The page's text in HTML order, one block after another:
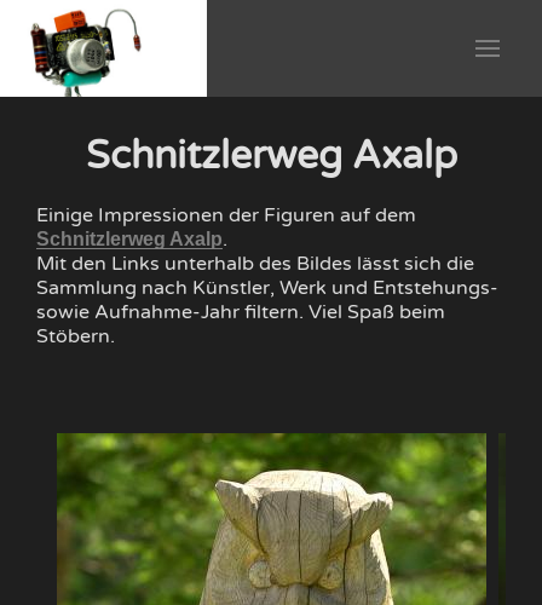
Schnitzlerweg Axalp
Einige Impressionen der Figuren auf dem
Schnitzlerweg Axalp.
Mit den Links unterhalb des Bildes lässt sich die
Sammlung nach Künstler, Werk und Entstehungs-
sowie Aufnahme-Jahr filtern. Viel Spaß beim
Stöbern.